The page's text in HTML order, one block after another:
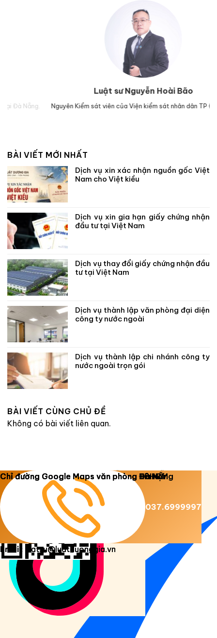
Luật sư Nguyễn Hoài Bão
Nguyên Kiểm sát viên của Viện kiểm sát nhân dân TP Đà Nẵng.
BÀI VIẾT MỚI NHẤT
Dịch vụ xin xác nhận nguồn gốc Việt
Nam cho Việt kiều
Dịch vụ xin gia hạn giấy chứng nhận
đầu tư tại Việt Nam
Dịch vụ thay đổi giấy chứng nhận đầu
tư tại Việt Nam
Dịch vụ thành lập văn phòng đại diện
công ty nước ngoài
Dịch vụ thành lập chi nhánh công ty
nước ngoài trọn gói
BÀI VIẾT CÙNG CHỦ ĐỀ
Không có bài viết liên quan.
Copyright 2026 © Luật Dương Gia